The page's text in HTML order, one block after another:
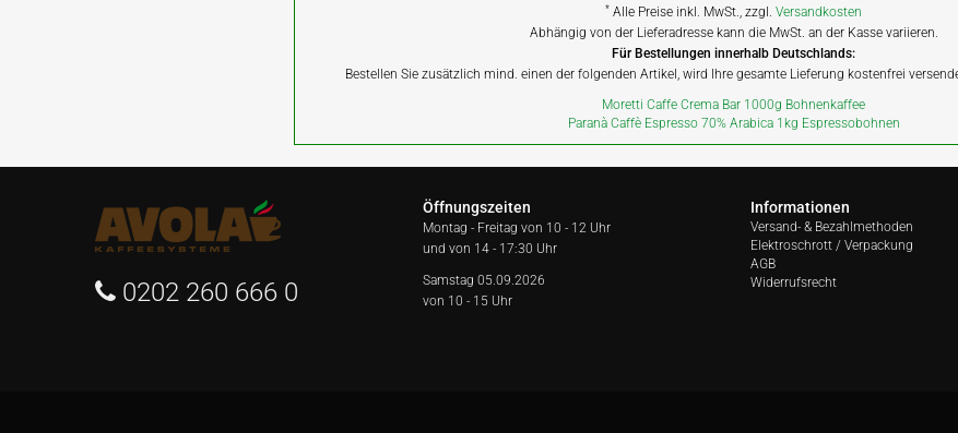
* Alle Preise inkl. MwSt., zzgl.Versandkosten
Abhängig von der Lieferadresse kann die MwSt. an der Kasse variieren.
Für Bestellungen innerhalb Deutschlands:
Bestellen Sie zusätzlich mind. einen der folgenden Artikel, wird Ihre gesamte Lieferung kostenfrei
Moretti Caffe Crema Bar 1000g Bohnenkaffee
Paranà Caffè Espresso 70% Arabica 1kg Espressobohnen
0202 260 666 0
Öffnungszeiten
Montag - Freitag von 10 - 12 Uhr
und von 14 - 17:30 Uhr
Samstag 05.09.2026
von 10 - 15 Uhr
Informationen
Versand- & Bezahlmethoden
Elektroschrott / Verpackung
AGB
Widerrufsrecht